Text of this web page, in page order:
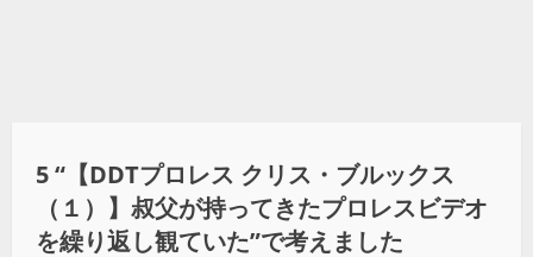
5 “ 【DDTプロレス クリス・ブルックス
（１）】叔父が持ってきたプロレスビデオ
を繰り返し観ていた”で考えました